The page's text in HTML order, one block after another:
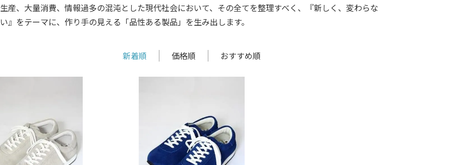
生産、大量消費、情報過多の混沌とした現代社会において、その全てを整理すべく、『新しく、変わらな
い』をテーマに、作り手の見える「品性ある製品」を生み出します。
新着順 価格順 おすすめ順